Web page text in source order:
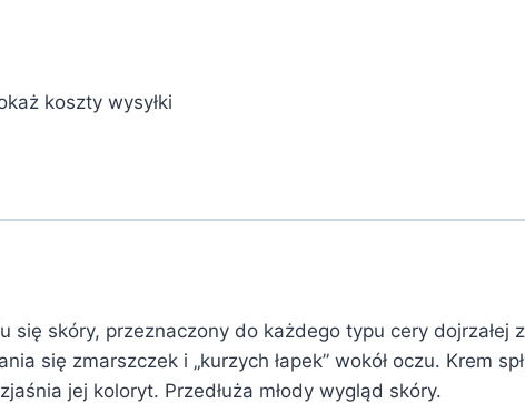
koszty wysyłki
skóry, przeznaczony do każdego typu cery dojrzałej
się zmarszczek i „kurzych łapek” wokół oczu. Krem
jej koloryt. Przedłuża młody wygląd skóry.